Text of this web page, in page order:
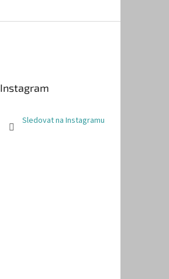
Instagram
Sledovat na Instagramu